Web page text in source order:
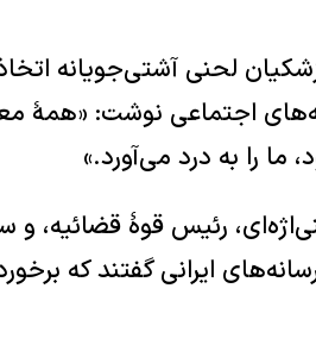
لحنی آشتی‌جویانه
اجتماعی نوشت: «همهٔ
را به درد می‌آورد.»
رئیس قوهٔ قضائیه، و
ایرانی گفتند که